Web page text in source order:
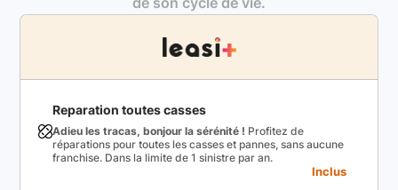
Reparation toutes casses
Adieu les tracas, bonjour la sérénité ! Profitez de
réparations pour toutes les casses et pannes, sans aucune
franchise. Dans la limite de 1 sinistre par an.
Inclus